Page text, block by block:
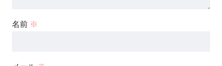
名前 ※